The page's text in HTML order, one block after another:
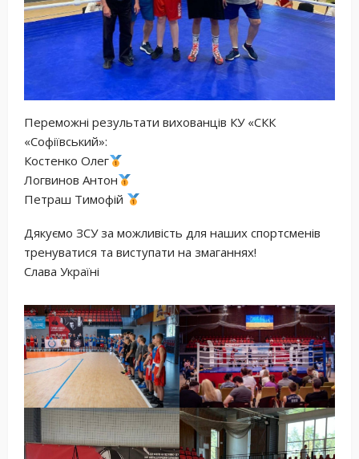
Переможні результати вихованців КУ «СКК
«Софіївський»:
Костенко Олег
Логвинов Антон
Петраш Тимофій
Дякуємо ЗСУ за можливість для наших спортсменів
тренуватися та виступати на змаганнях!
Слава Україні